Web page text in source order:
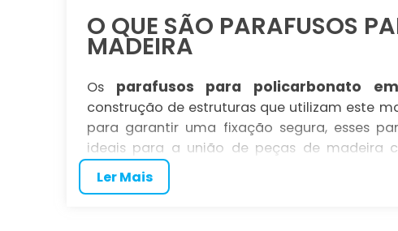
O QUE SÃO PARAFUSOS
MADEIRA
Os parafusos para policarbonato
construção de estruturas que utilizam este
para garantir uma fixação segura, esses
ideais para a união de peças de madeira
adaptação a diferentes ambientes, sejam
projetos diversos ocorra sem imprevistos.
Ler Mais